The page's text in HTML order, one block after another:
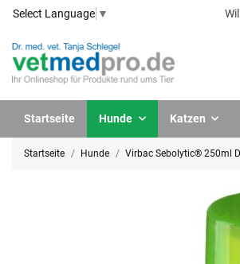
Select Language ▼
Hunde Katzen
Startseite
Startseite Hunde Virbac Sebolytic® 250ml